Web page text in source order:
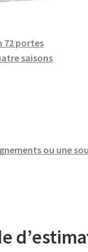
72 portes
saisons
ou une